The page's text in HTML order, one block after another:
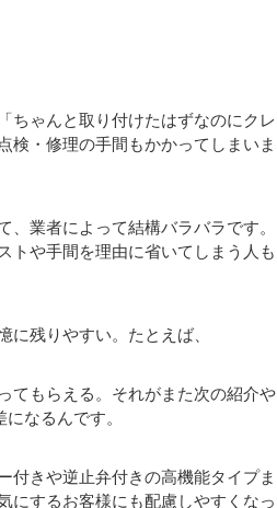
ちゃんと取り付けたはずなのにクレ
・修理の手間もかかってしまいま
業者によって結構バラバラです。
トや手間を理由に省いてしまう人も
残りやすい。たとえば、
てもらえる。それがまた次の紹介や
なるんです。
付きや逆止弁付きの高機能タイプま
にするお客様にも配慮しやすくなっ